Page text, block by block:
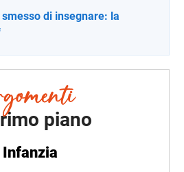
di insegnare: la
piano
Infanzia